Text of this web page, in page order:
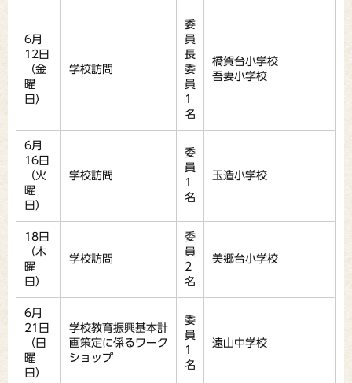
6月
12日
（金
曜
日）
学校訪問
委
員
長
委
員
1
名
橋賀台小学校
吾妻小学校
6月
16日
（火
曜
日）
学校訪問
委
員
1
名
玉造小学校
18日
（木
曜
日）
学校訪問
委
員
2
名
美郷台小学校
6月
21日
（日
曜
日）
学校教育振興基本計
画策定に係るワーク
ショップ
委
員
1
名
遠山中学校